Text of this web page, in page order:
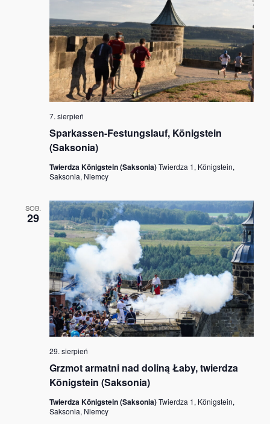
Sparkassen-Festungslauf, Königstein
(Saksonia)
7. sierpień
Twierdza Königstein (Saksonia)Twierdza 1, Königstein,
Saksonia, Niemcy
SOB.
29
Grzmot armatni nad doliną Łaby, twierdza
Königstein (Saksonia)
29. sierpień
Twierdza Königstein (Saksonia)Twierdza 1, Königstein,
Saksonia, Niemcy